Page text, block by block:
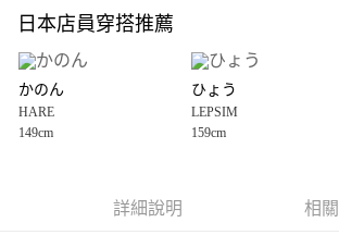
全盈+PAY
大哥付你分期
【大哥付你分期使用說明】
1.本服務由台灣大哥大提供，台灣大哥大用戶可立即使
2.付款方式選擇「大哥付你分期」，訂單成立後會自動
3.實際核准額度、可分期數及費用金額請依後續交易確
4.訂單成立30分鐘內，如未前往確認交易或遇審核未通
AFTEE先享後付
日本店員穿搭推薦
かのん
HARE
149cm
ひょう
LEPSIM
159cm
詳細說明 相